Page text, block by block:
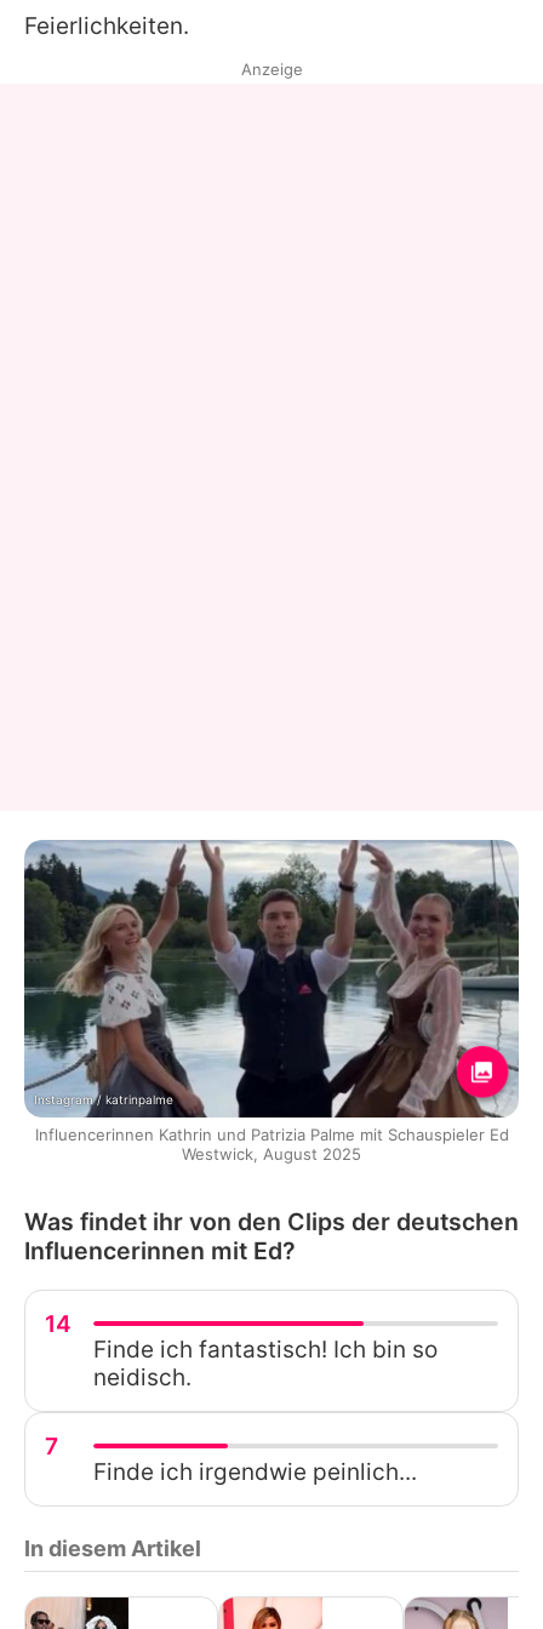
Feierlichkeiten.
Anzeige
Instagram / katrinpalme
Influencerinnen Kathrin und Patrizia Palme mit Schauspieler Ed
Westwick, August 2025
Was findet ihr von den Clips der deutschen
Influencerinnen mit Ed?
14
Finde ich fantastisch! Ich bin so
neidisch.
7
Finde ich irgendwie peinlich...
In diesem Artikel